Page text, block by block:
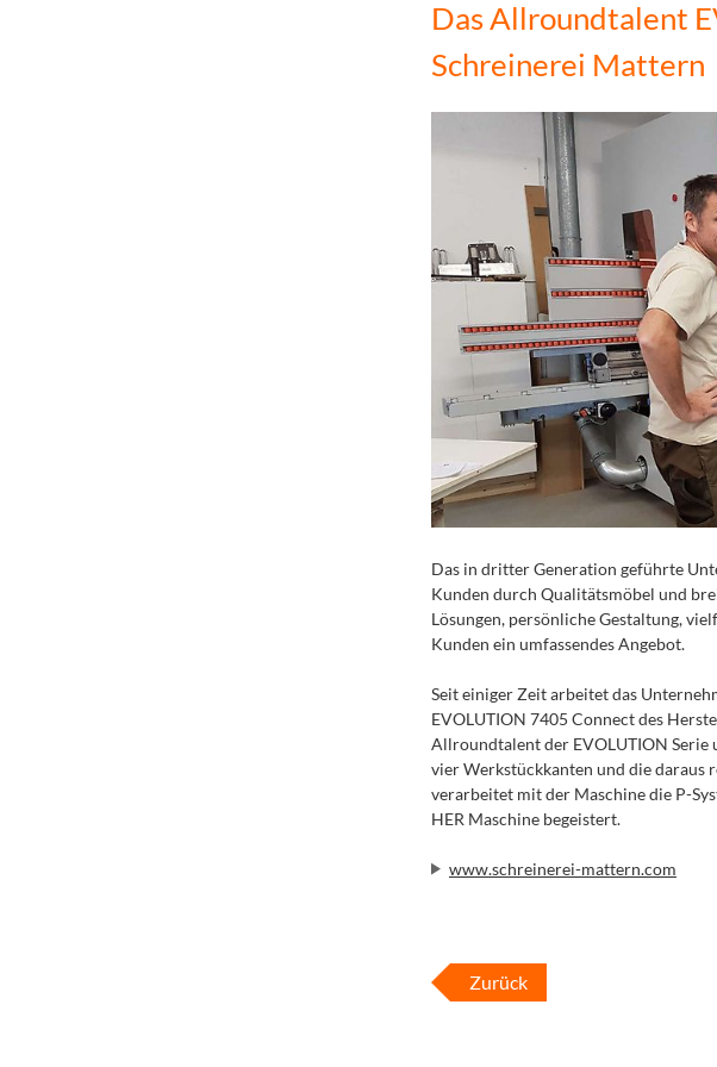
Das Allroundtalent
Schreinerei Mattern
Das in dritter Generation geführte
Kunden durch Qualitätsmöbel und
Lösungen, persönliche Gestaltung,
Kunden ein umfassendes Angebot.
Seit einiger Zeit arbeitet das
EVOLUTION 7405 Connect des
Allroundtalent der EVOLUTION Serie
vier Werkstückkanten und die
verarbeitet mit der Maschine die P-
HER Maschine begeistert.
www.schreinerei-mattern.com
Zurück